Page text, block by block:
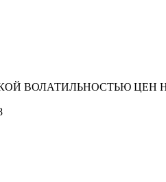
ВОЛАТИЛЬНОСТЬЮ ЦЕН